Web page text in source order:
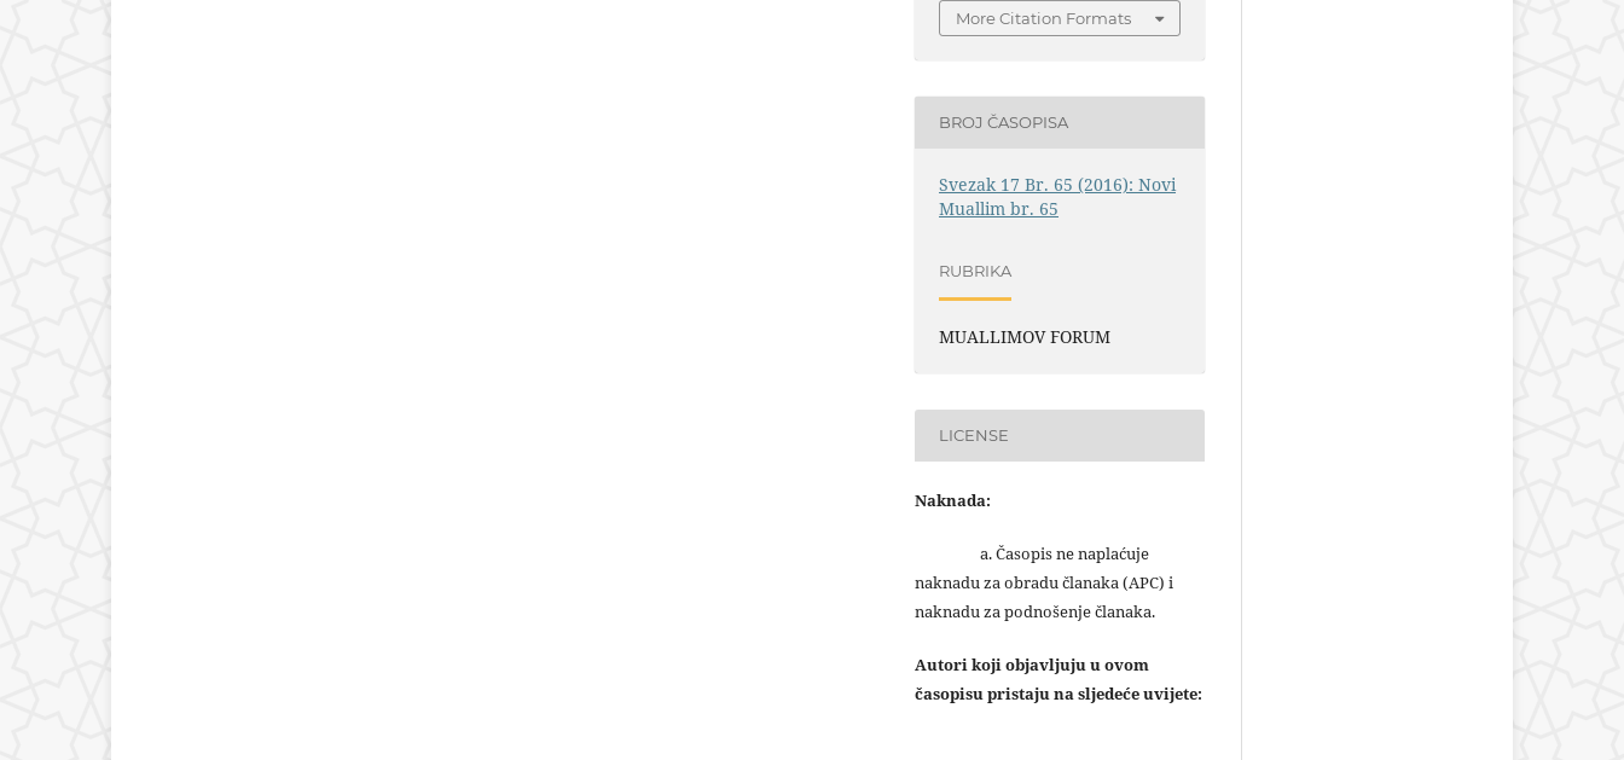
More Citation Formats
BROJ ČASOPISA
Svezak 17 Br. 65 (2016): Novi
Muallim br. 65
RUBRIKA
MUALLIMOV FORUM
LICENSE
Naknada:
a. Časopis ne naplaćuje
naknadu za obradu članaka (APC) i
naknadu za podnošenje članaka.
Autori koji objavljuju u ovom
časopisu pristaju na sljedeće uvijete: